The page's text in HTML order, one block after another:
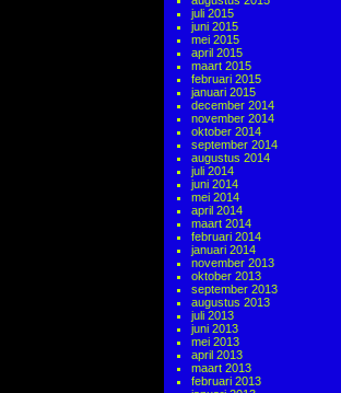
juli 2015
juni 2015
mei 2015
april 2015
maart 2015
februari 2015
januari 2015
december 2014
november 2014
oktober 2014
september 2014
augustus 2014
juli 2014
juni 2014
mei 2014
april 2014
maart 2014
februari 2014
januari 2014
november 2013
oktober 2013
september 2013
augustus 2013
juli 2013
juni 2013
mei 2013
april 2013
maart 2013
februari 2013